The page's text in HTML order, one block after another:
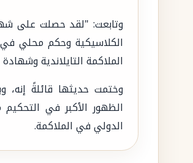
وتابعت: "لقد حصلت على
الكلاسيكية وحكم محلي في
الملاكمة التايلاندية
وختمت حديثها قائلةً
الظهور الأكبر في
الدولي في الملاكمة.